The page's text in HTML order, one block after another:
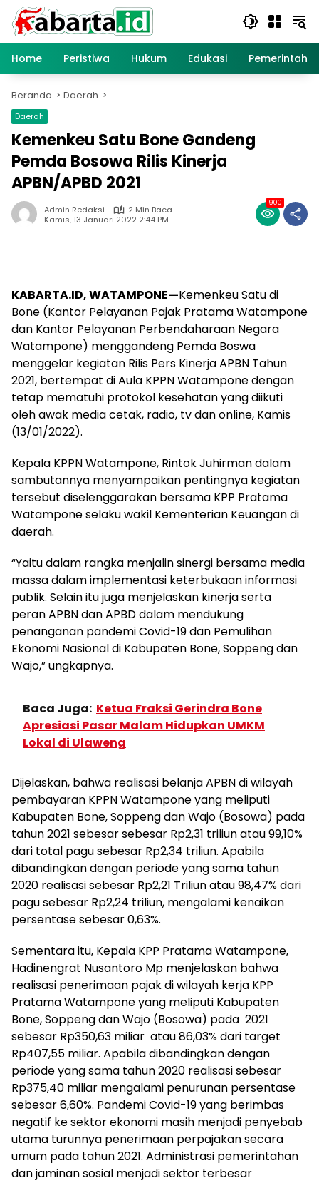
Langsung
konten
Home
Peristiwa Hukum Edukasi
Beranda Daerah
Daerah
Kemenkeu Satu Bone Gandeng
Pemda Bosowa Rilis Kinerja
APBN/APBD 2021
Admin Redaksi
2 Min Baca
Kamis, 13 Januari 2022 2:44 PM
900
KABARTA.ID, WATAMPONE—Kemenkeu Satu di
Bone (Kantor Pelayanan Pajak Pratama Watampone
dan Kantor Pelayanan Perbendaharaan Negara
Watampone) menggandeng Pemda Boswa
menggelar kegiatan Rilis Pers Kinerja APBN Tahun
2021, bertempat di Aula KPPN Watampone dengan
tetap mematuhi protokol kesehatan yang diikuti
oleh awak media cetak, radio, tv dan online, Kamis
(13/01/2022).
Kepala KPPN Watampone, Rintok Juhirman dalam
sambutannya menyampaikan pentingnya kegiatan
tersebut diselenggarakan bersama KPP Pratama
Watampone selaku wakil Kementerian Keuangan di
daerah.
“Yaitu dalam rangka menjalin sinergi bersama media
massa dalam implementasi keterbukaan informasi
publik. Selain itu juga menjelaskan kinerja serta
peran APBN dan APBD dalam mendukung
penanganan pandemi Covid-19 dan Pemulihan
Ekonomi Nasional di Kabupaten Bone, Soppeng dan
Wajo,” ungkapnya.
Baca Juga: Ketua Fraksi Gerindra Bone
Apresiasi Pasar Malam Hidupkan UMKM
Lokal di Ulaweng
Dijelaskan, bahwa realisasi belanja APBN di wilayah
pembayaran KPPN Watampone yang meliputi
Kabupaten Bone, Soppeng dan Wajo (Bosowa) pada
tahun 2021 sebesar sebesar Rp2,31 triliun atau 99,10%
dari total pagu sebesar Rp2,34 triliun. Apabila
dibandingkan dengan periode yang sama tahun
2020 realisasi sebesar Rp2,21 Triliun atau 98,47% dari
pagu sebesar Rp2,24 triliun, mengalami kenaikan
persentase sebesar 0,63%.
Sementara itu, Kepala KPP Pratama Watampone,
Hadinengrat Nusantoro Mp menjelaskan bahwa
realisasi penerimaan pajak di wilayah kerja KPP
Pratama Watampone yang meliputi Kabupaten
Bone, Soppeng dan Wajo (Bosowa) pada 2021
sebesar Rp350,63 miliar atau 86,03% dari target
Rp407,55 miliar. Apabila dibandingkan dengan
periode yang sama tahun 2020 realisasi sebesar
Rp375,40 miliar mengalami penurunan persentase
sebesar 6,60%. Pandemi Covid-19 yang berimbas
negatif ke sektor ekonomi masih menjadi penyebab
utama turunnya penerimaan perpajakan secara
umum pada tahun 2021. Administrasi pemerintahan
dan jaminan sosial menjadi sektor terbesar